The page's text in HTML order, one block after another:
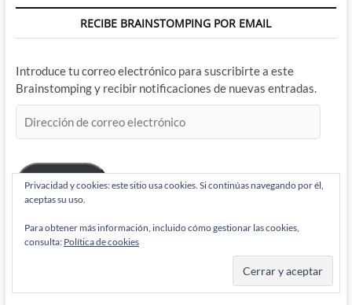
RECIBE BRAINSTOMPING POR EMAIL
Introduce tu correo electrónico para suscribirte a este
Brainstomping y recibir notificaciones de nuevas entradas.
de
electrónico
Suscribir
Privacidad y cookies: este sitio usa cookies. Si continúas navegando por él,
aceptas su uso.
Para obtener más información, incluido cómo gestionar las cookies,
consulta: Política de cookies